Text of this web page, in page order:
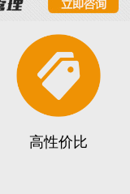
高性价比